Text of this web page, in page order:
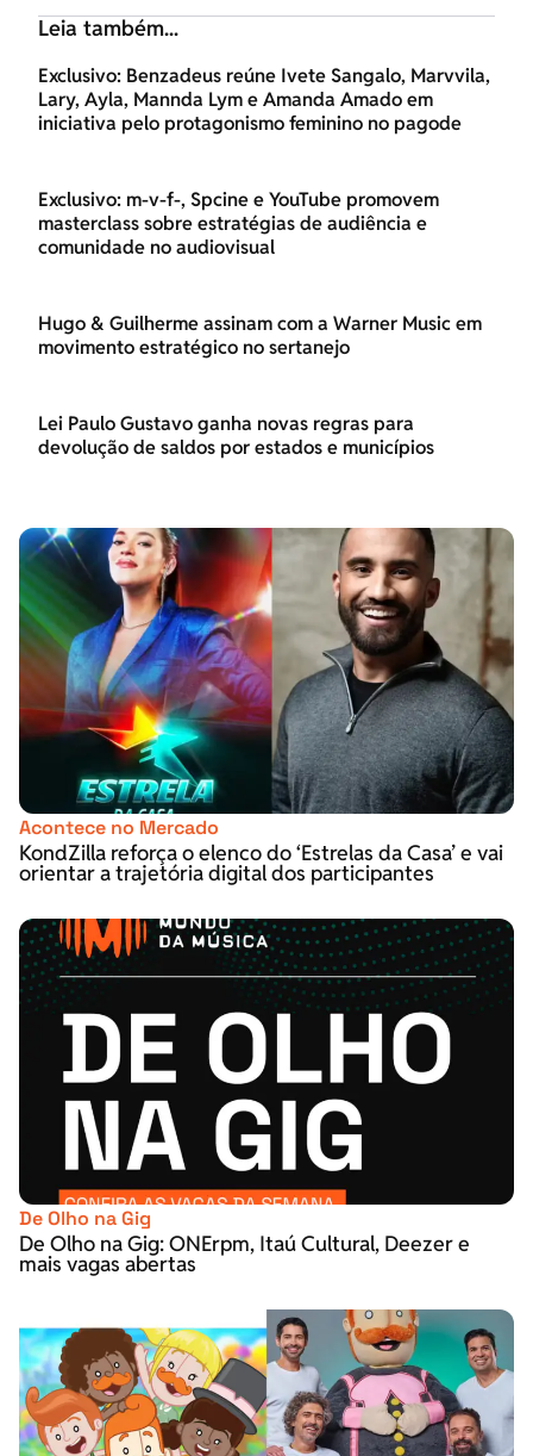
Leia também...
Exclusivo: Benzadeus reúne Ivete Sangalo, Marvvila,
Lary, Ayla, Mannda Lym e Amanda Amado em
iniciativa pelo protagonismo feminino no pagode
Exclusivo: m-v-f-, Spcine e YouTube promovem
masterclass sobre estratégias de audiência e
comunidade no audiovisual
Hugo & Guilherme assinam com a Warner Music em
movimento estratégico no sertanejo
Lei Paulo Gustavo ganha novas regras para
devolução de saldos por estados e municípios
Acontece no Mercado
KondZilla reforça o elenco do ‘Estrelas da Casa’ e vai
orientar a trajetória digital dos participantes
De Olho na Gig
De Olho na Gig: ONErpm, Itaú Cultural, Deezer e
mais vagas abertas